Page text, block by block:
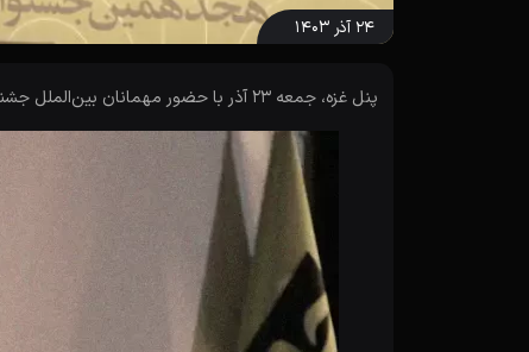
۲۴ آذر ۱۴۰۳
پنل غزه، جمعه ۲۳ آذر با حضور مهمانان بین‌الملل جشنواره سینماحقیقت هجدهم در سینما چارسو برگزار شد.